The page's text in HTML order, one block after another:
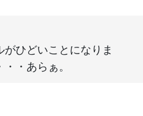
ひどいことになりま
・あらぁ。